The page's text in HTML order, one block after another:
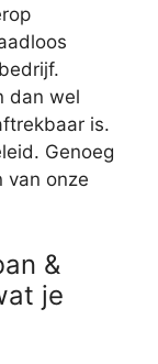
dan wel
is.
Genoeg
van onze
&
je